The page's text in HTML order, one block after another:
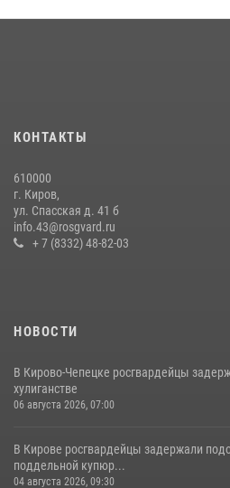
Кировские росгвардейцы задержали
гражданку, подозреваемую в краже
21 июля 2026, 08:20
КОНТАКТЫ
610000
г. Киров,
ул. Спасская д. 41 б
info.43@rosgvard.ru
+ 7 (8332) 48-82-03
НОВОСТИ
В Кирово-Чепецке росгвардейцы
хулиганстве
06 августа 2026, 07:00
В Кирове росгвардейцы задержали
поддельной купюр...
04 августа 2026, 09:30